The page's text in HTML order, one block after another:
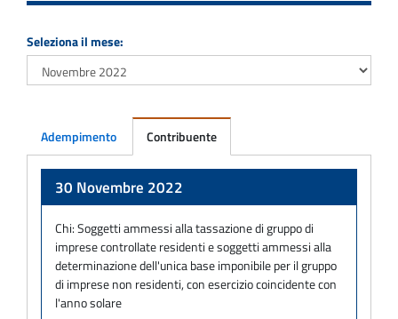
Seleziona il mese:
Adempimento Contribuente
30 Novembre 2022
Chi:Soggetti ammessi alla tassazione di gruppo di
imprese controllate residenti e soggetti ammessi alla
determinazione dell'unica base imponibile per il gruppo
di imprese non residenti, con esercizio coincidente con
l'anno solare